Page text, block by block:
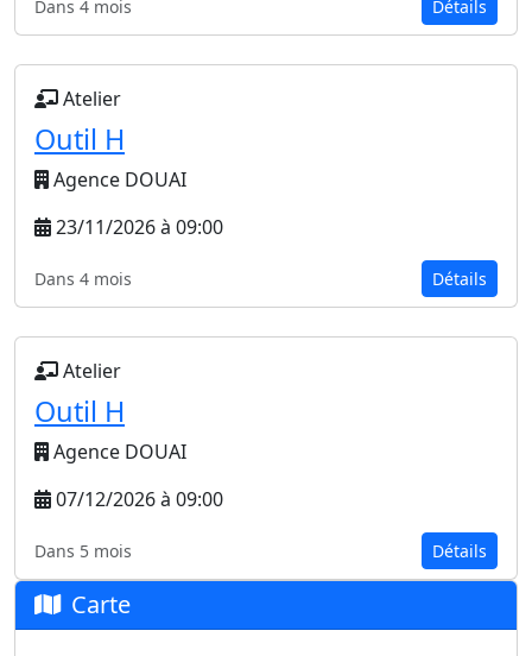
Dans 4 mois Détails
Atelier
Outil H
Agence DOUAI
23/11/2026 à 09:00
Dans 4 mois Détails
Atelier
Outil H
Agence DOUAI
07/12/2026 à 09:00
Dans 5 mois Détails
Carte